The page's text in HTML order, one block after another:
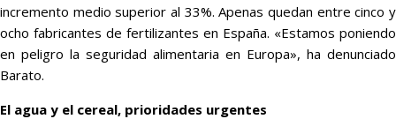
incremento medio superior al 33%. Apenas quedan entre cinco y
ocho fabricantes de fertilizantes en España. «Estamos poniendo
en peligro la seguridad alimentaria en Europa», ha denunciado
Barato.
El agua y el cereal, prioridades urgentes